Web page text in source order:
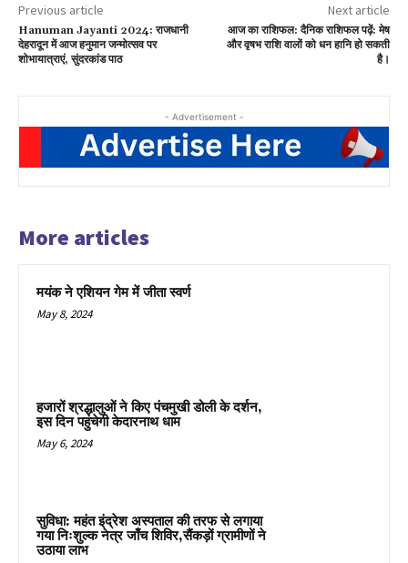
Previous article
Hanuman Jayanti 2024: राजधानी
देहरादून में आज हनुमान जन्मोत्सव पर
शोभायात्राएं, सुंदरकांड पाठ
Next article
आज का राशिफल: दैनिक राशिफल पढ़ें: मेष
और वृषभ राशि वालों को धन हानि हो सकती
है।
- Advertisement -
More articles
मयंक ने एशियन गेम में जीता स्वर्ण
May 8, 2024
हजारों श्रद्धालुओं ने किए पंचमुखी डोली के दर्शन,
इस दिन पहुंचेगी केदारनाथ धाम
May 6, 2024
सुविधा: महंत इंद्रेश अस्पताल की तरफ से लगाया
गया निःशुल्क नेत्र जाँच शिविर,सैंकड़ों ग्रामीणों ने
उठाया लाभ